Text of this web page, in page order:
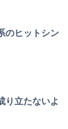
のヒットシン
り立たないよ